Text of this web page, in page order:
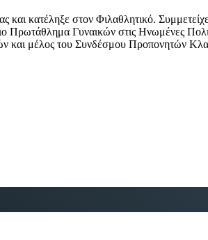
κατέληξε στον Φιλαθλητικό.
Πρωτάθλημα Γυναικών στις Ηνωμένες
και μέλος του Συνδέσμου Προπονητών